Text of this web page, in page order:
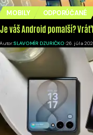
MOBILY ODPORÚČANÉ
Je váš Android pomalší?
Autor:SLAVOMÍR DZURIČKO 26. júla